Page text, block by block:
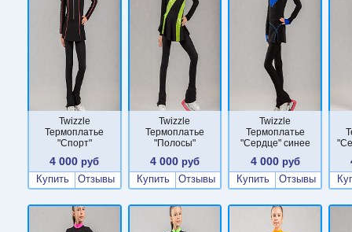
Twizzle
Термоплатье
"Спорт"
4 000 руб
Купить
Отзывы
Twizzle
Термоплатье
"Полосы"
4 000 руб
Купить
Отзывы
Twizzle
Термоплатье
"Сердце" синее
4 000руб
Купить
Отзывы